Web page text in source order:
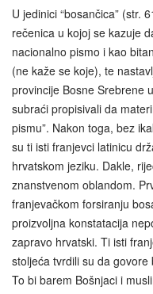
U jedinici “bosančica” (str.
rečenica u kojoj se kazuje
nacionalno pismo i kao
(ne kaže se koje), te
provincije Bosne Srebrene
subraći propisivali da
pismu”. Nakon toga, bez
su ti isti franjevci latinicu
hrvatskom jeziku. Dakle,
znanstvenom oblandom.
franjevačkom forsiranju
proizvoljna konstatacija
zapravo hrvatski. Ti isti
stoljeća tvrdili su da
To bi barem Bošnjaci i